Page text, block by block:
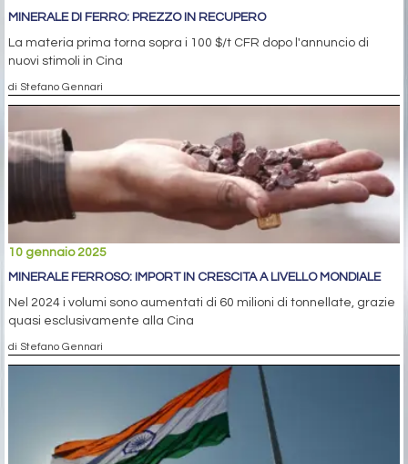
MINERALE DI FERRO: PREZZO IN RECUPERO
La materia prima torna sopra i 100 $/t CFR dopo l'annuncio di
nuovi stimoli in Cina
di Stefano Gennari
10 gennaio 2025
MINERALE FERROSO: IMPORT IN CRESCITA A LIVELLO MONDIALE
Nel 2024 i volumi sono aumentati di 60 milioni di tonnellate, grazie
quasi esclusivamente alla Cina
di Stefano Gennari